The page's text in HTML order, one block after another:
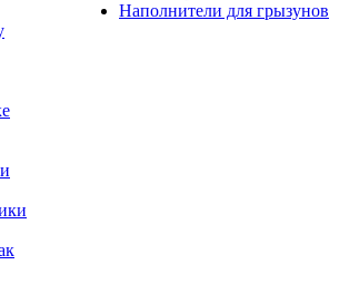
Наполнители для грызунов